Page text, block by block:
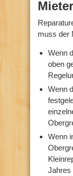
muss der
Wenn
oben
Wenn
Wenn
Jahres